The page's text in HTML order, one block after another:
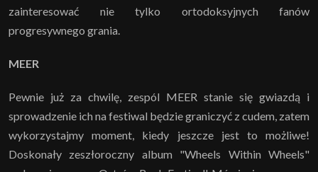
zainteresować nie tylko ortodoksyjnych fanów
progresywnego grania.
MEER
Pewnie już za chwilę, zespól MEER stanie się gwiazdą i
sprowadzenie ich na festiwal będzie graniczyć z cudem, zatem
wykorzystajmy moment, kiedy jeszcze jest to możliwe!
Doskonały zeszłoroczny album "Wheels Within Wheels"